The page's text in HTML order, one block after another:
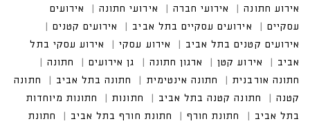
אירוע חתונה
אירועי חברה אירועי חתונה
אירועים
עסקיים
אירועים עסקיים בתל אביב
אירועים קטנים
אירועים קטנים בתל אביב
אירוע עסקי
אירוע עסקי בתל
אביב
אירוע קטן ארגון חתונה גן אירועים
חתונה
חתונה אורבנית
חתונה אינטימית חתונה בתל אביב
חתונה
קטנה
חתונה קטנה בתל אביב חתונות
חתונות מיוחדות
בתל אביב
חתונת חורף חתונת חורף בתל אביב
חתונת